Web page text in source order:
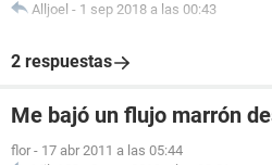
Alljoel - 1 sep 2018 a las 00:43
2 respuestas
Me bajó un flujo marrón
flor - 17 abr 2011 a las 05:44